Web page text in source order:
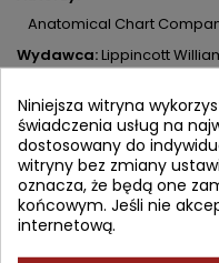
Anatomical Chart
Wydawca:Lippincott
100,80 zł 90,72 zł
Najniższa cena w okresie
Niniejsza witryna
świadczenia usług na
dostosowany do
witryny bez zmiany
oznacza, że będą one
końcowym. Jeśli nie
internetową.